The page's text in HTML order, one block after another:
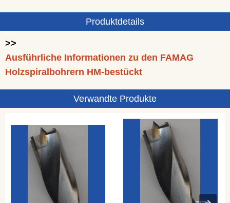
Produktdetails
>>
Ausführliche Informationen zu den FAMAG
Holzspiralbohrern HM-bestückt
Verwandte Produkte